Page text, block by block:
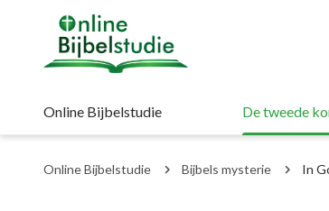
Online Bijbelstudie De tweede
Online Bijbelstudie Bijbels mysterie In